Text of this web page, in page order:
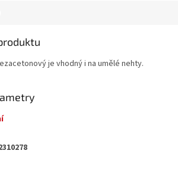
je vhodný i na umělé nehty.